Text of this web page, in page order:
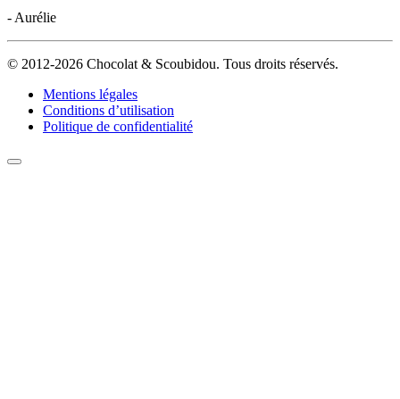
- Aurélie
© 2012-2026 Chocolat & Scoubidou. Tous droits réservés.
Mentions légales
Conditions d’utilisation
Politique de confidentialité